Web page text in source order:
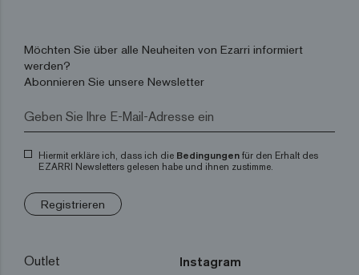
Möchten Sie über alle Neuheiten von Ezarri informiert
werden?
Abonnieren Sie unsere Newsletter
Hiermit erkläre ich, dass ich die Bedingungen für den Erhalt des
EZARRI Newsletters gelesen habe und ihnen zustimme.
Registrieren
Outlet
Instagram